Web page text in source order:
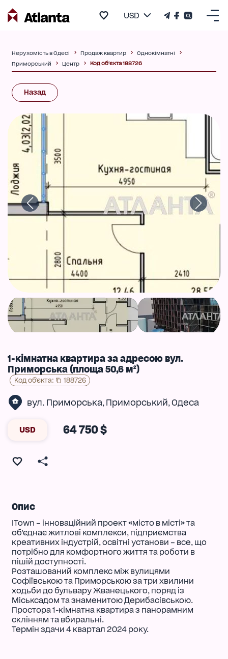
USD
Нерухомість в Одесі Продаж квартир
Однокімнатні
Приморський
Центр Код об'єкта 188726
Назад
1-кімнатна квартира за адресою вул.
Приморська (площа 50,6 м²)
Код об'єкта: 188726
вул. Приморська, Приморський, Одеса
USD 64 750 $
Опис
ITown – інноваційний проект «місто в місті» та
об'єднає житлові комплекси, підприємства
креативних індустрій, освітні установи – все, що
потрібно для комфортного життя та роботи в
пішій доступності.
Розташований комплекс між вулицями
Софіївською та Приморською за три хвилини
ходьби до бульвару Жванецького, поряд із
Міськсадом та знаменитою Дерибасівською.
Простора 1-кімнатна квартира з панорамним
склінням та вбиральні.
Термін здачи 4 квартал 2024 року.